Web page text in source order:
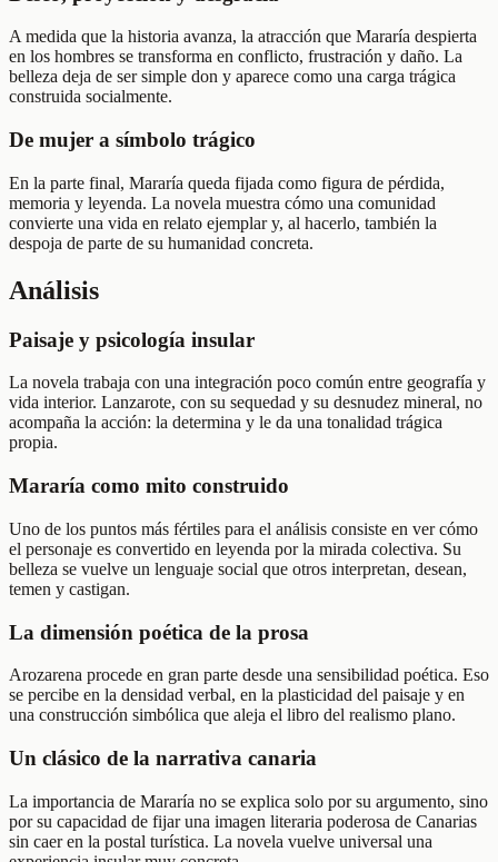
A medida que la historia avanza, la atracción que Mararía despierta
en los hombres se transforma en conflicto, frustración y daño. La
belleza deja de ser simple don y aparece como una carga trágica
construida socialmente.
De mujer a símbolo trágico
En la parte final, Mararía queda fijada como figura de pérdida,
memoria y leyenda. La novela muestra cómo una comunidad
convierte una vida en relato ejemplar y, al hacerlo, también la
despoja de parte de su humanidad concreta.
Análisis
Paisaje y psicología insular
La novela trabaja con una integración poco común entre geografía y
vida interior. Lanzarote, con su sequedad y su desnudez mineral, no
acompaña la acción: la determina y le da una tonalidad trágica
propia.
Mararía como mito construido
Uno de los puntos más fértiles para el análisis consiste en ver cómo
el personaje es convertido en leyenda por la mirada colectiva. Su
belleza se vuelve un lenguaje social que otros interpretan, desean,
temen y castigan.
La dimensión poética de la prosa
Arozarena procede en gran parte desde una sensibilidad poética. Eso
se percibe en la densidad verbal, en la plasticidad del paisaje y en
una construcción simbólica que aleja el libro del realismo plano.
Un clásico de la narrativa canaria
La importancia de Mararía no se explica solo por su argumento, sino
por su capacidad de fijar una imagen literaria poderosa de Canarias
sin caer en la postal turística. La novela vuelve universal una